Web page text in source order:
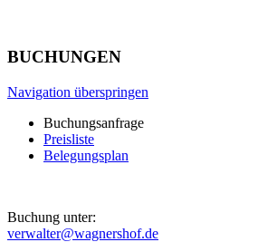
BUCHUNGEN
Navigation überspringen
Buchungsanfrage
Preisliste
Belegungsplan
Buchung unter:
verwalter@wagnershof.de